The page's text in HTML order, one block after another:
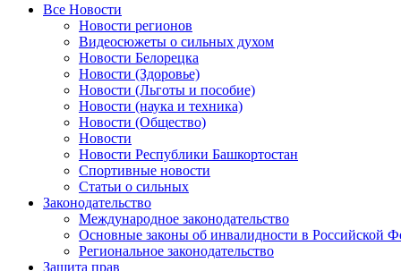
Все Новости
Новости регионов
Видеосюжеты о сильных духом
Новости Белорецка
Новости (Здоровье)
Новости (Льготы и пособие)
Новости (наука и техника)
Новости (Общество)
Новости
Новости Республики Башкортостан
Спортивные новости
Статьи о сильных
Законодательство
Международное законодательство
Основные законы об инвалидности в Российской
Региональное законодательство
Защита прав